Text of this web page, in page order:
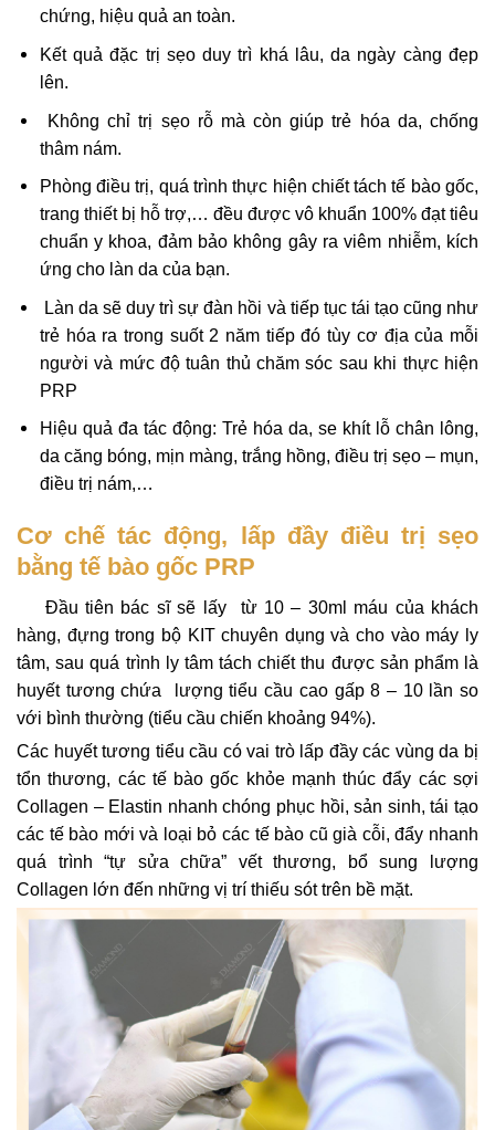
chứng, hiệu quả an toàn.
Kết quả đặc trị sẹo duy trì khá lâu, da ngày càng đẹp
lên.
Không chỉ trị sẹo rỗ mà còn giúp trẻ hóa da, chống
thâm nám.
Phòng điều trị, quá trình thực hiện chiết tách tế bào gốc,
trang thiết bị hỗ trợ,… đều được vô khuẩn 100% đạt tiêu
chuẩn y khoa, đảm bảo không gây ra viêm nhiễm, kích
ứng cho làn da của bạn.
Làn da sẽ duy trì sự đàn hồi và tiếp tục tái tạo cũng như
trẻ hóa ra trong suốt 2 năm tiếp đó tùy cơ địa của mỗi
người và mức độ tuân thủ chăm sóc sau khi thực hiện
PRP
Hiệu quả đa tác động: Trẻ hóa da, se khít lỗ chân lông,
da căng bóng, mịn màng, trắng hồng, điều trị sẹo – mụn,
điều trị nám,…
Cơ chế tác động, lấp đầy điều trị sẹo
bằng tế bào gốc PRP
Đầu tiên bác sĩ sẽ lấy từ 10 – 30ml máu của khách
hàng, đựng trong bộ KIT chuyên dụng và cho vào máy ly
tâm, sau quá trình ly tâm tách chiết thu được sản phẩm là
huyết tương chứa lượng tiểu cầu cao gấp 8 – 10 lần so
với bình thường (tiểu cầu chiến khoảng 94%).
Các huyết tương tiểu cầu có vai trò lấp đầy các vùng da bị
tổn thương, các tế bào gốc khỏe mạnh thúc đẩy các sợi
Collagen – Elastin nhanh chóng phục hồi, sản sinh, tái tạo
các tế bào mới và loại bỏ các tế bào cũ già cỗi, đẩy nhanh
quá trình “tự sửa chữa” vết thương, bổ sung lượng
Collagen lớn đến những vị trí thiếu sót trên bề mặt.